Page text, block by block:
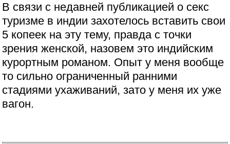
В связи с недавней публикацией о секс
туризме в индии захотелось вставить свои
5 копеек на эту тему, правда с точки
зрения женской, назовем это индийским
курортным романом. Опыт у меня вообще
то сильно ограниченный ранними
стадиями ухаживаний, зато у меня их уже
вагон.